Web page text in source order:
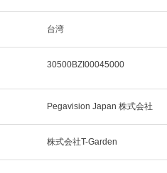
台湾
30500BZI00045000
Pegavision Japan 株式会社
株式会社T-Garden